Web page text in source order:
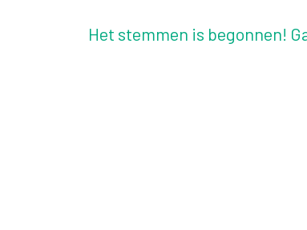
Het stemmen is begonnen!